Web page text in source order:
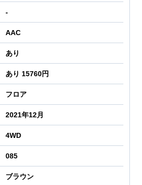
-
AAC
あり
あり 15760円
フロア
2021年12月
4WD
085
ブラウン